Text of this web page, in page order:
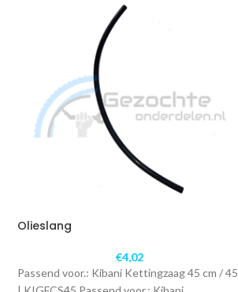
Olieslang
€4,02
Passend voor.: Kibani Kettingzaag 45 cm / 45